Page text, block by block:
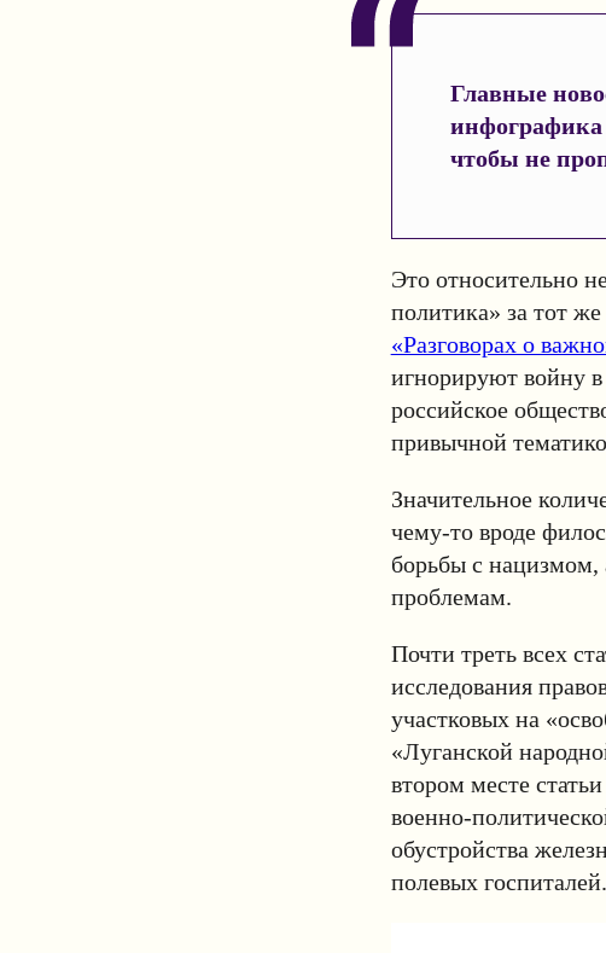
Главные
чтобы не
Это относительно
политика» за тот
«Разговорах о
игнорируют войну
российское
привычной
Значительное
чему-то вроде
борьбы с
проблемам.
Почти треть всех
исследования
участковых на
«Луганской
втором месте
военно-
обустройства
полевых госпиталей.